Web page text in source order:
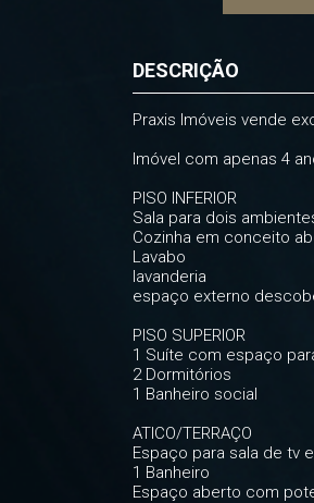
DESCRIÇÃO
Praxis Imóveis vende
Imóvel com apenas 4
PISO INFERIOR
Sala para dois
Cozinha em conceito
Lavabo
lavanderia
espaço externo
PISO SUPERIOR
1 Suíte com espaço
2 Dormitórios
1 Banheiro social
ATICO/TERRAÇO
Espaço para sala de tv
1 Banheiro
Espaço aberto com